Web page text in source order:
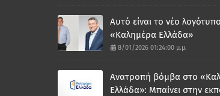
Αυτό είναι το νέο
«Καλημέρα Ελλάδα»
8/01/2026 01:24:00 μ.μ.
Ανατροπή βόμβα στο
Ελλάδα»: Μπαίνει στην